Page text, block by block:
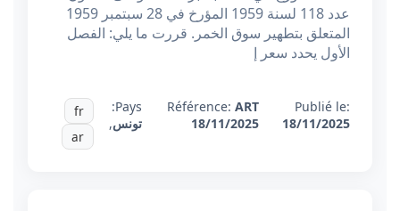
عدد 118 لسنة 1959 المؤرخ في 28 سبتمبر 1959
المتعلق بتطهير سوق الخمر. قررت ما يلي: الفصل
الأول يحدد سعر إ
Publié le:
18/11/2025
Référence:ART
18/11/2025
Pays:
تونس,
fr
ar